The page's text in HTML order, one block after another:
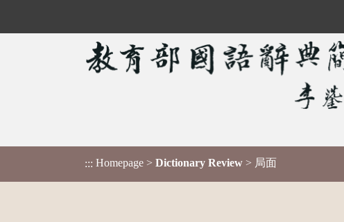
::: Homepage > Dictionary Review > 局面